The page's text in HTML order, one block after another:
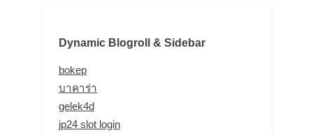
Dynamic Blogroll & Sidebar
bokep
บาคาร่า
gelek4d
jp24 slot login